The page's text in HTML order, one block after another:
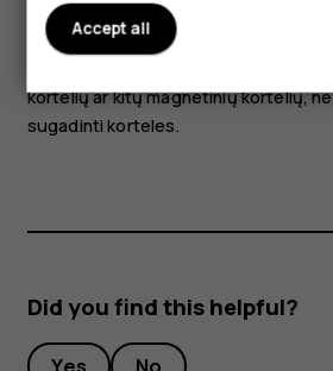
Įrenginio dalys yra magnetinės.
kortelių ar kitų magnetinių kortelių,
sugadinti korteles.
Did you find this helpful?
Accept all